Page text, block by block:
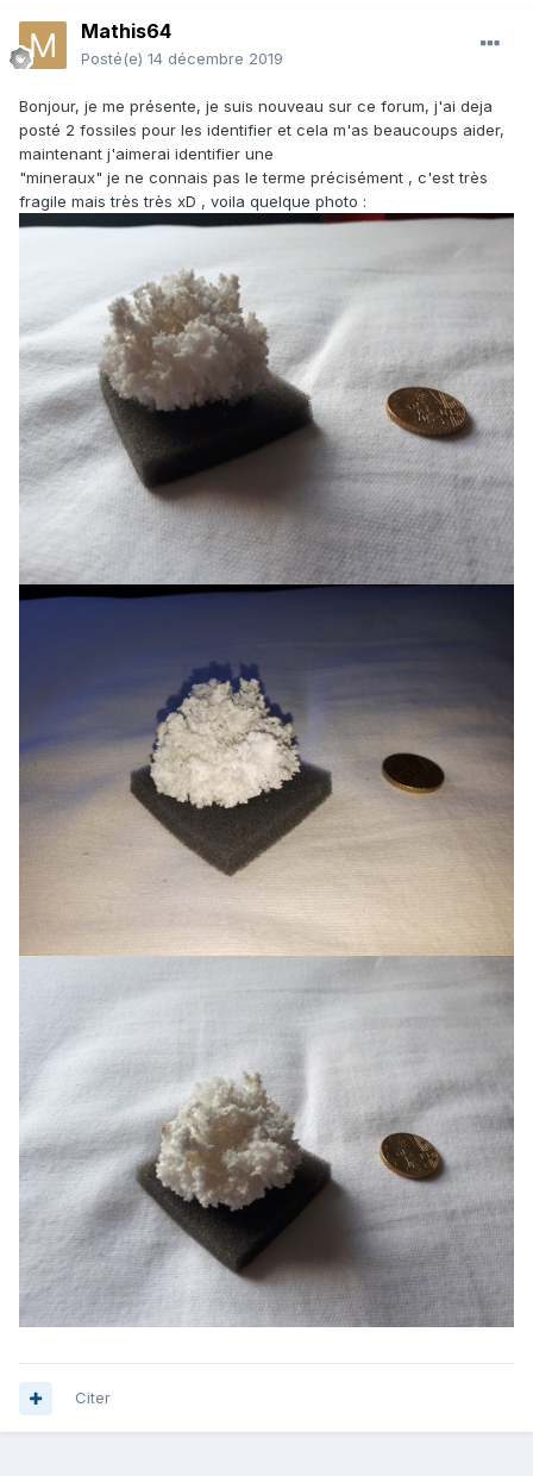
Mathis64
Posté(e) 14 décembre 2019
Bonjour, je me présente, je suis nouveau sur ce forum, j'ai deja
posté 2 fossiles pour les identifier et cela m'as beaucoups aider,
maintenant j'aimerai identifier une
"mineraux" je ne connais pas le terme précisément , c'est très
fragile mais très très xD , voila quelque photo :
Citer